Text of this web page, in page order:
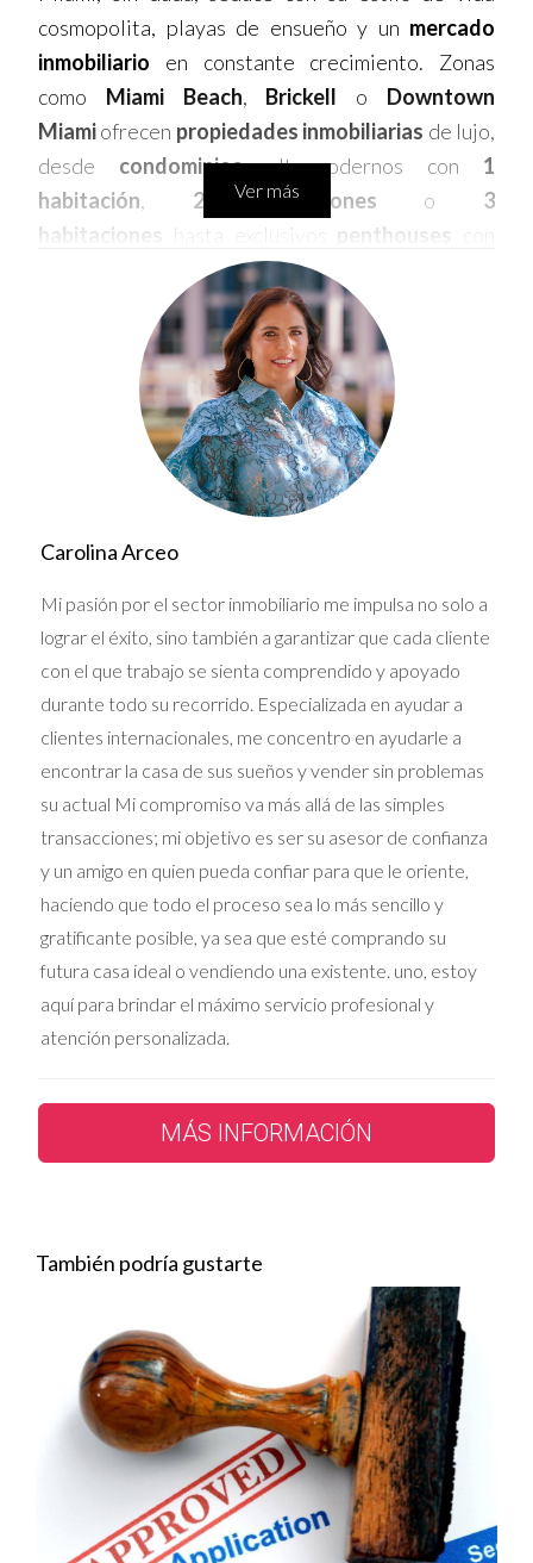
cosmopolita, playas de ensueño y un mercado
inmobiliario en constante crecimiento. Zonas
como Miami Beach, Brickell o Downtown
Miamiofrecen propiedades inmobiliarias de lujo,
desde condominiosultramodernos con 1
habitación, 2 habitaciones o 3
habitaciones
hasta exclusivos penthouses
inversión inmobiliaria con alto
, Miami es una opción sólida. La demanda
de alquileres es alta, impulsada por el turismo y el
flujo constante de nuevos residentes. Además, la
ciudad atrae acompradores internacionales
propiedades inmobiliarias
piscina,gimnasioyspa.
Sin embargo, elmercado inmobiliariode Miami
es altamente competitivo y los precios pueden
ser elevados, especialmente en zonas de alta
demanda como EdgewateroCoconut Grove. Es
crucial contar con laasesoría legal y financiera de
unagente inmobiliarioexperto para navegar el
proceso de compra de propiedadesy obtener el
mejorfinanciamiento.
Explorando alternativas: Orlando, Tampa y
más allá
Si bien Miami brilla con luz propia, otras ciudades
Conocida como la capital mundial
lo que la convierte en un destino ideal para
casascerca de
Disney World o Universal Studios.
Tampa:Ubicada en la costa oeste de Florida,
Tampa ofrece un estilo de vida más relajado
con hermosas playas, una escena cultural
vibrante y un
mercado inmobiliarioen auge.
Nuevos desarrollosen zonas como
WynwoodoCoral Gablesofrecen
propiedades inmobiliarias
modernas con
Ver más
Carolina Arceo
Mi pasión por el sector inmobiliario me impulsa no solo a
lograr el éxito, sino también a garantizar que cada cliente
con el que trabajo se sienta comprendido y apoyado
durante todo su recorrido. Especializada en ayudar a
clientes internacionales, me concentro en ayudarle a
encontrar la casa de sus sueños y vender sin problemas
su actual Mi compromiso va más allá de las simples
transacciones; mi objetivo es ser su asesor de confianza
y un amigo en quien pueda confiar para que le oriente,
haciendo que todo el proceso sea lo más sencillo y
gratificante posible, ya sea que esté comprando su
futura casa ideal o vendiendo una existente. uno, estoy
aquí para brindar el máximo servicio profesional y
atención personalizada.
MÁS INFORMACIÓN
También podría gustarte